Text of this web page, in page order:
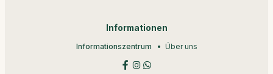
Informationen
Informationszentrum Über uns